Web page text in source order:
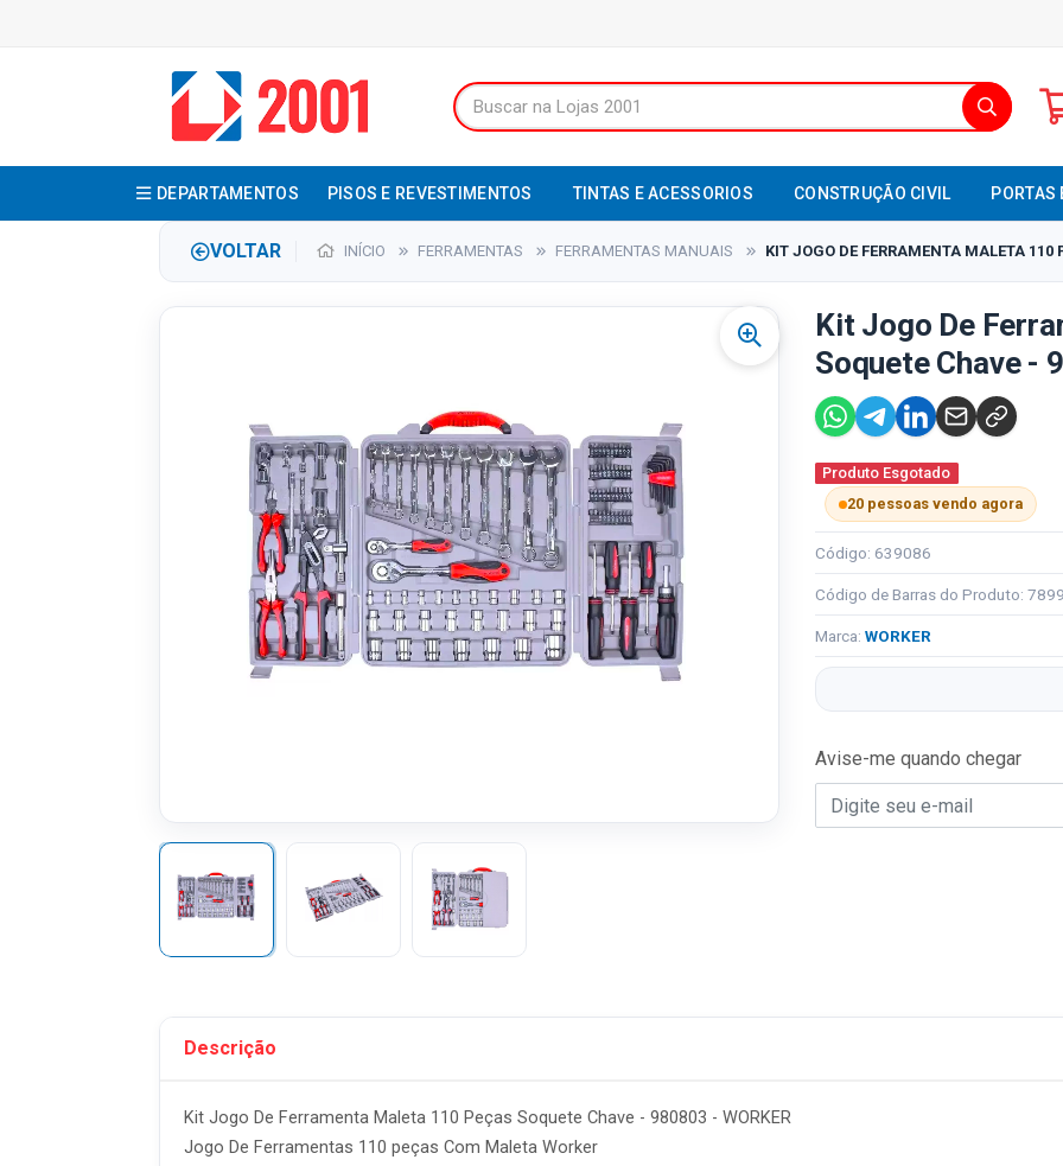
DEPARTAMENTOS PISOS E REVESTIMENTOS TINTAS E ACESSORIOS CONSTRUÇÃO CIVIL PORTAS
VOLTAR INÍCIO FERRAMENTAS FERRAMENTAS MANUAIS KIT JOGO DE FERRAMENTA MALETA 110
Kit Jogo De
Soquete Chave -
Produto Esgotado
20 pessoas vendo agora
Código: 639086
Código de Barras do Produto:
Marca: WORKER
Avise-me quando chegar
Descrição
Kit Jogo De Ferramenta Maleta 110 Peças Soquete Chave - 980803 - WORKER
Jogo De Ferramentas 110 peças Com Maleta Worker